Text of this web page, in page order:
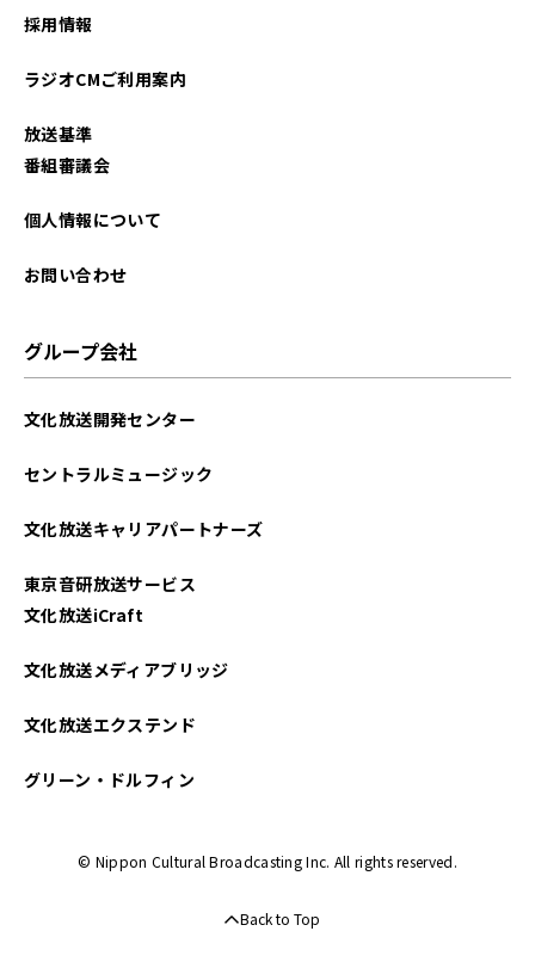
採用情報
ラジオCMご利用案内
放送基準
番組審議会
個人情報について
お問い合わせ
グループ会社
文化放送開発センター
セントラルミュージック
文化放送キャリアパートナーズ
東京音研放送サービス
文化放送iCraft
文化放送メディアブリッジ
文化放送エクステンド
グリーン・ドルフィン
© Nippon Cultural Broadcasting Inc. All rights reserved.
Back to Top